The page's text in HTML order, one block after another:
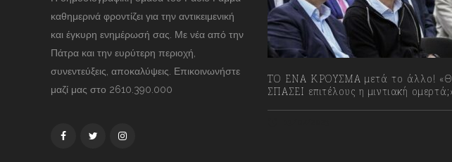
καθημερινά φροντίζει για την αντικειμενική
και έγκυρη ενημέρωσή σας. Με νέα από την
Πάτρα και την ευρύτερη περιοχή,
συνεντεύξεις, αποκαλύψεις. Επικοινωνήστε
μαζί μας στο 2610.390.000
ΤΟ ΕΝΑ ΚΡΟΥΣΜΑ μετά το άλλο!
ΣΠΑΣΕΙ επιτέλους η μιντιακή